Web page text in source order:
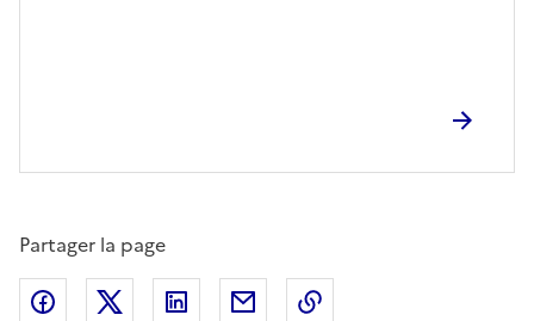
Partager la page
Partager sur Facebook
Partager sur X (anciennement Twitter)
Partager sur LinkedIn
Partager par email